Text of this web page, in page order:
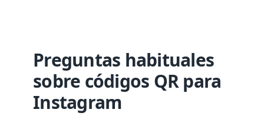
Preguntas habituales
sobre códigos QR para
Instagram